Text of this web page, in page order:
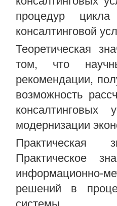
процедур
консалтинговой
Теоретическая
том, что
рекомендации,
возможность
модернизации
Практическая
Практическое
информационно-
решений в